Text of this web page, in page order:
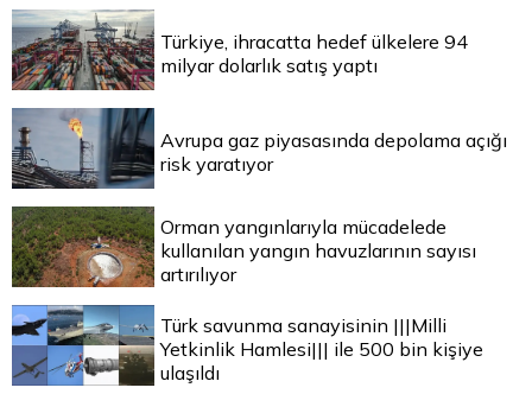
Türkiye, ihracatta hedef ülkelere 94
milyar dolarlık satış yaptı
Avrupa gaz piyasasında depolama açığı
risk yaratıyor
Orman yangınlarıyla mücadelede
kullanılan yangın havuzlarının sayısı
artırılıyor
Türk savunma sanayisinin |||Milli
Yetkinlik Hamlesi||| ile 500 bin kişiye
ulaşıldı